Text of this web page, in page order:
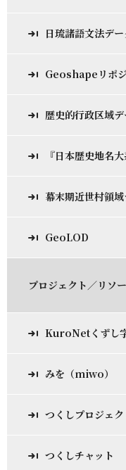
日琉諸語文法デ
Geoshapeリポ
歴史的行政区域
『日本歴史地名
幕末期近世村領
GeoLOD
プロジェクト／リソ
KuroNetくずし
みを（miwo）
つくしプロジェク
つくしチャット